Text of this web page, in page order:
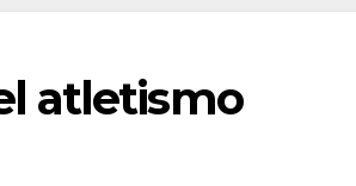
atletismo